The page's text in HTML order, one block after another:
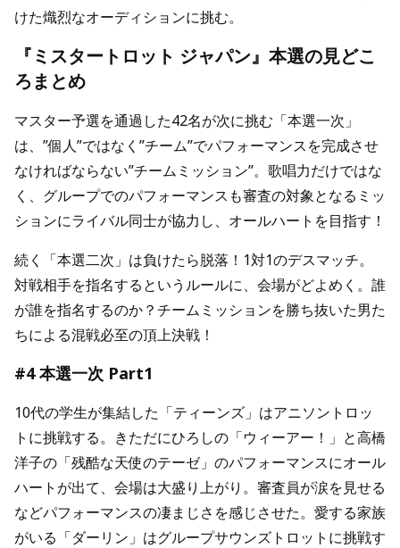
けた熾烈なオーディションに挑む。
『ミスタートロット ジャパン』本選の見どこ
ろまとめ
マスター予選を通過した42名が次に挑む「本選一次」
は、”個人”ではなく”チーム”でパフォーマンスを完成させ
なければならない”チームミッション”。歌唱力だけではな
く、グループでのパフォーマンスも審査の対象となるミッ
ションにライバル同士が協力し、オールハートを目指す！
続く「本選二次」は負けたら脱落！1対1のデスマッチ。
対戦相手を指名するというルールに、会場がどよめく。誰
が誰を指名するのか？チームミッションを勝ち抜いた男た
ちによる混戦必至の頂上決戦！
#4 本選一次 Part1
10代の学生が集結した「ティーンズ」はアニソントロッ
トに挑戦する。きただにひろしの「ウィーアー！」と高橋
洋子の「残酷な天使のテーゼ」のパフォーマンスにオール
ハートが出て、会場は大盛り上がり。審査員が涙を見せる
などパフォーマンスの凄まじさを感じさせた。愛する家族
がいる「ダーリン」はグループサウンズトロットに挑戦す